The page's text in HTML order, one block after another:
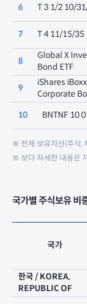
6 T 3 1/2 10/
7 T 4 11/15/35
8
Global X
Bond ETF
9
iShares
Corporate
10 BNTNF 10
※ 전체 보유자산(주식,
※ 보다 자세한 내용은
국가별 주식보유 비
국가
한국 / KOREA,
REPUBLIC OF